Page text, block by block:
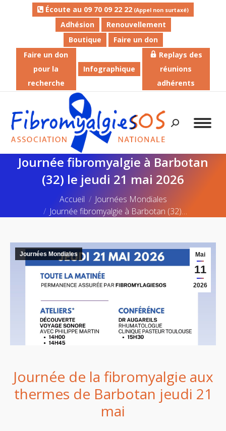
Écoute au 09 70 09 22 22 (Appel non surtaxé)
Adhésion
Renouvellement
Boutique
Faire un don
Faire un don
pour la
recherche
Infographique
Replays des
réunions
adhérents
Recherche
Journée fibromyalgie à Barbotan
(32) le jeudi 21 mai 2026
Vous êtes ici :
Accueil
Journées Mondiales
Journée fibromyalgie à Barbotan (32)…
Mai
11
2026
Journées Mondiales
Journée de la fibromyalgie aux
thermes de Barbotan jeudi 21
mai